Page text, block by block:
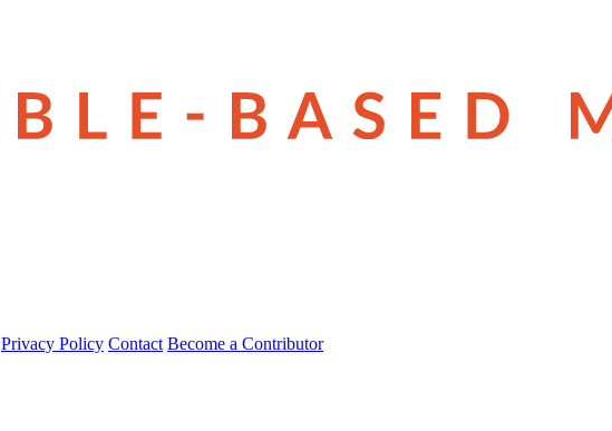
Privacy Policy Contact Become a Contributor